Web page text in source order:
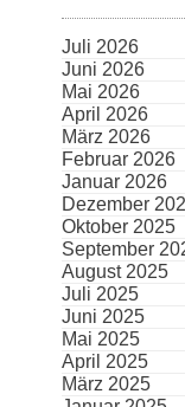
Juli 2026
Juni 2026
Mai 2026
April 2026
März 2026
Februar 2026
Januar 2026
Dezember
Oktober 2025
September
August 2025
Juli 2025
Juni 2025
Mai 2025
April 2025
März 2025